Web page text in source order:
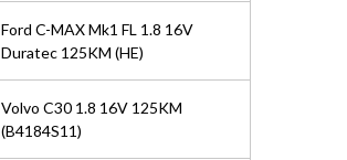
Ford C-MAX Mk1 FL 1.8 16V
Duratec 125KM (HE)
Volvo C30 1.8 16V 125KM
(B4184S11)